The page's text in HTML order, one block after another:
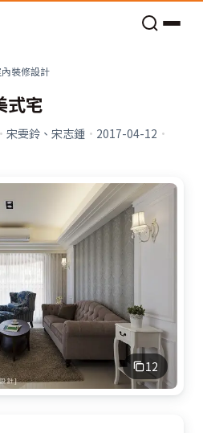
裝修設計
式宅
· 宋雯鈴、宋志鍾 · 2017-04-12 ·
12